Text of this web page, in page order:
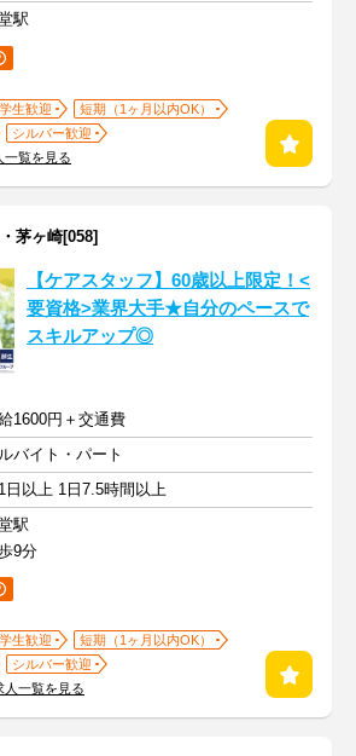
駅
生歓迎
短期（1ヶ月以内OK）
シルバー歓迎
一覧を見る
茅ヶ崎[058]
【ケアスタッフ】60歳以上限定！<
要資格>業界大手★自分のペースで
スキルアップ◎
1600円＋交通費
バイト・パート
日以上 1日7.5時間以上
駅
9分
生歓迎
短期（1ヶ月以内OK）
シルバー歓迎
人一覧を見る